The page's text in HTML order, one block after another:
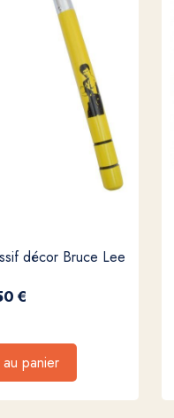
décor Bruce Lee
€
panier